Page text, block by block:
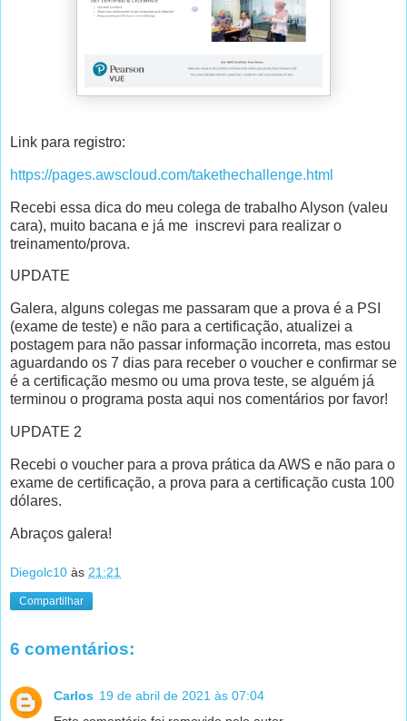
Link para registro:
https://pages.awscloud.com/takethechallenge.html
Recebi essa dica do meu colega de trabalho Alyson (valeu
cara), muito bacana e já me inscrevi para realizar o
treinamento/prova.
UPDATE
Galera, alguns colegas me passaram que a prova é a PSI
(exame de teste) e não para a certificação, atualizei a
postagem para não passar informação incorreta, mas estou
aguardando os 7 dias para receber o voucher e confirmar se
é a certificação mesmo ou uma prova teste, se alguém já
terminou o programa posta aqui nos comentários por favor!
UPDATE 2
Recebi o voucher para a prova prática da AWS e não para o
exame de certificação, a prova para a certificação custa 100
dólares.
Abraços galera!
Diegolc10 às 21:21
Compartilhar
6 comentários:
Carlos 19 de abril de 2021 às 07:04